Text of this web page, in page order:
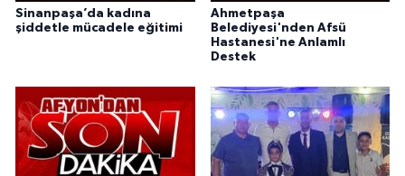
Sinanpaşa’da kadına
şiddetle mücadele eğitimi
Ahmetpaşa
Belediyesi'nden Afsü
Hastanesi'ne Anlamlı
Destek